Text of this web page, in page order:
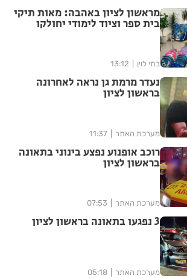
מראשון לציון באהבה: מאות תיקי
בית ספר וציוד לימודי יחולקו
בתי לוין 13:12
נעדר מרמת גן נראה לאחרונה
בראשון לציון
מערכת האתר 11:37
רוכב אופנוע נפצע בינוני בתאונה
בראשון לציון
מערכת האתר 07:53
3 נפגעו בתאונה בראשון לציון
מערכת האתר 05:18